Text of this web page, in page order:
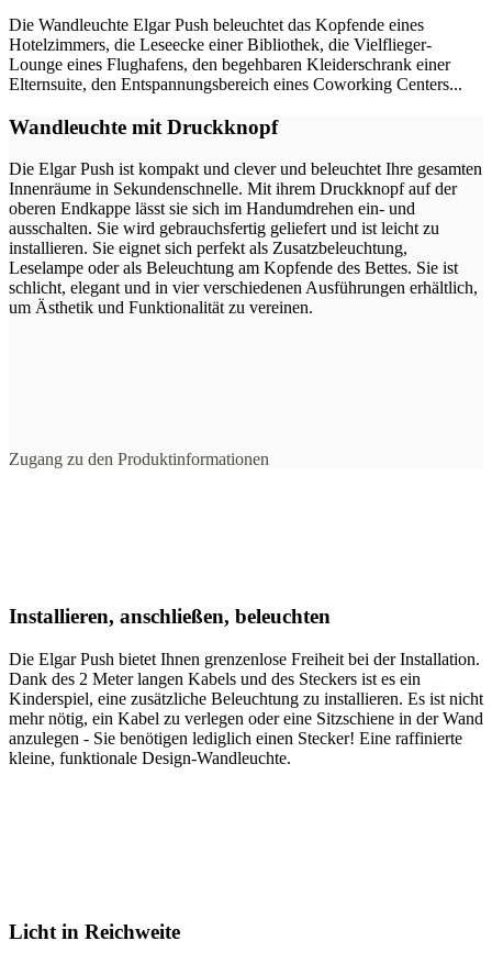
Die Wandleuchte Elgar Push beleuchtet das Kopfende eines
Hotelzimmers, die Leseecke einer Bibliothek, die Vielflieger-
Lounge eines Flughafens, den begehbaren Kleiderschrank einer
Elternsuite, den Entspannungsbereich eines Coworking Centers...
Wandleuchte mit Druckknopf
Die Elgar Push ist kompakt und clever und beleuchtet Ihre gesamten
Innenräume in Sekundenschnelle. Mit ihrem Druckknopf auf der
oberen Endkappe lässt sie sich im Handumdrehen ein- und
ausschalten. Sie wird gebrauchsfertig geliefert und ist leicht zu
installieren. Sie eignet sich perfekt als Zusatzbeleuchtung,
Leselampe oder als Beleuchtung am Kopfende des Bettes. Sie ist
schlicht, elegant und in vier verschiedenen Ausführungen erhältlich,
um Ästhetik und Funktionalität zu vereinen.
Zugang zu den Produktinformationen
Installieren, anschließen, beleuchten
Die Elgar Push bietet Ihnen grenzenlose Freiheit bei der Installation.
Dank des 2 Meter langen Kabels und des Steckers ist es ein
Kinderspiel, eine zusätzliche Beleuchtung zu installieren. Es ist nicht
mehr nötig, ein Kabel zu verlegen oder eine Sitzschiene in der Wand
anzulegen - Sie benötigen lediglich einen Stecker! Eine raffinierte
kleine, funktionale Design-Wandleuchte.
Licht in Reichweite